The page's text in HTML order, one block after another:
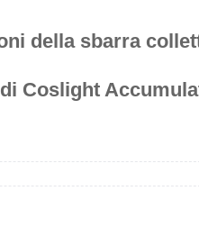
della sbarra
Coslight